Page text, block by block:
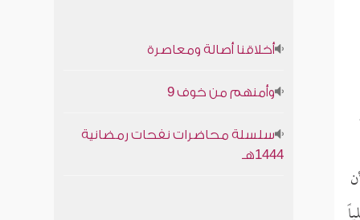
أخلاقنا أصالة ومعاصرة
وأمنهم من خوف 9
سلسلة محاضرات نفحات رمضانية
1444هـ